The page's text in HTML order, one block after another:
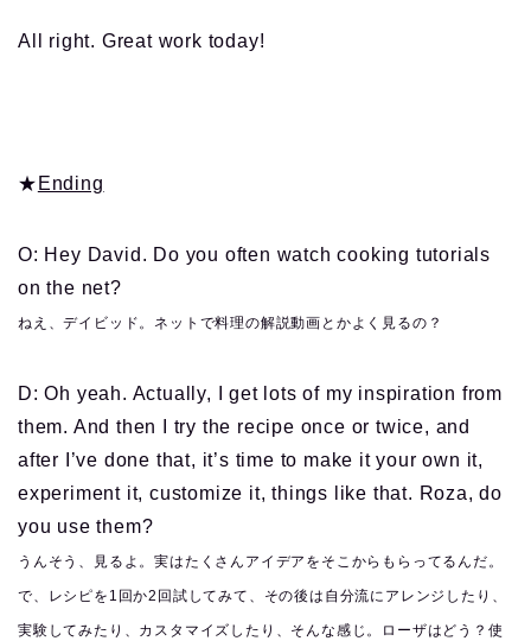
All right. Great work today!
★ Ending
O: Hey David. Do you often watch cooking tutorials
on the net?
ねえ、デイビッド。ネットで料理の解説動画とかよく見るの？
D: Oh yeah. Actually, I get lots of my inspiration from
them. And then I try the recipe once or twice, and
after I’ve done that, it’s time to make it your own it,
experiment it, customize it, things like that. Roza, do
you use them?
うんそう、見るよ。実はたくさんアイデアをそこからもらってるんだ。
で、レシピを1回か2回試してみて、その後は自分流にアレンジしたり、
実験してみたり、カスタマイズしたり、そんな感じ。ローザはどう？使
About us
コース・料金